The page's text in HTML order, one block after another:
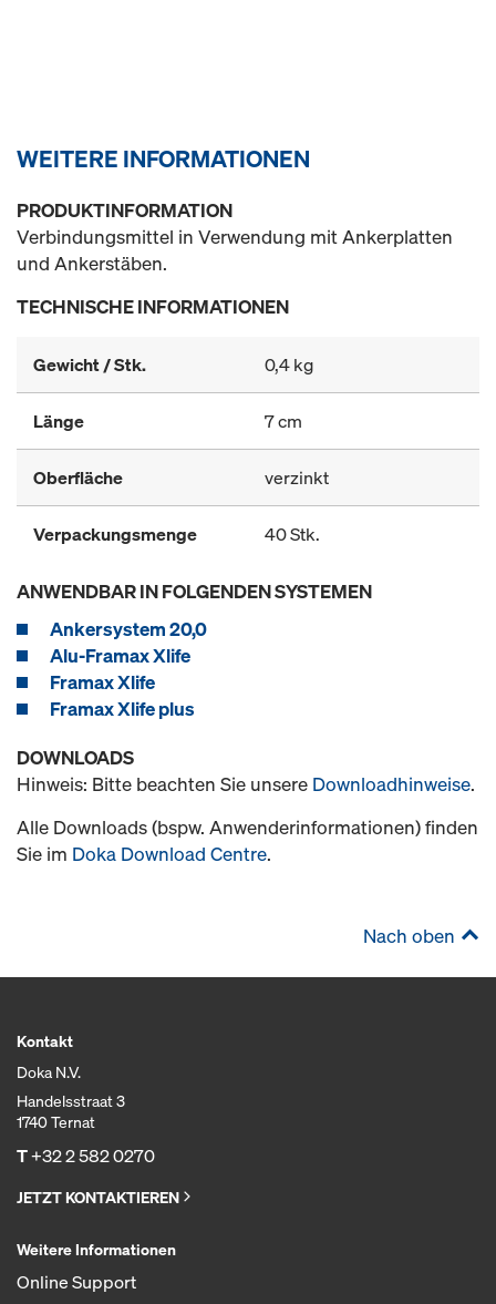
WEITERE INFORMATIONEN
PRODUKTINFORMATION
Verbindungsmittel in Verwendung mit Ankerplatten
und Ankerstäben.
TECHNISCHE INFORMATIONEN
Gewicht / Stk. 0,4 kg
Länge 7 cm
Oberfläche verzinkt
Verpackungsmenge 40 Stk.
ANWENDBAR IN FOLGENDEN SYSTEMEN
Ankersystem 20,0
Alu-Framax Xlife
Framax Xlife
Framax Xlife plus
DOWNLOADS
Hinweis: Bitte beachten Sie unsere Downloadhinweise.
Alle Downloads (bspw. Anwenderinformationen) finden
Sie im Doka Download Centre.
Nach oben
Kontakt
Doka N.V.
Handelsstraat 3
1740 Ternat
T+32 2 582 0270
JETZT KONTAKTIEREN
Weitere Informationen
Online Support